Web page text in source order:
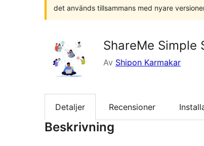
det används tillsammans med nyare
ShareMe Simple
Av Shipon Karmakar
Detaljer Recensioner
Beskrivning